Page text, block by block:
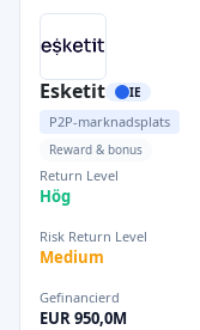
Esketit IE
P2P-marknadsplats
Reward & bonus
Return Level
Hög
Risk Return Level
Medium
Gefinancierd
EUR 950,0M